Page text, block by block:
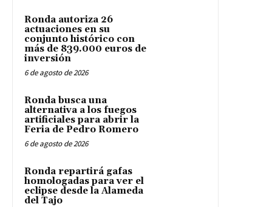
Ronda autoriza 26
actuaciones en su
conjunto histórico con
más de 839.000 euros de
inversión
6 de agosto de 2026
Ronda busca una
alternativa a los fuegos
artificiales para abrir la
Feria de Pedro Romero
6 de agosto de 2026
Ronda repartirá gafas
homologadas para ver el
eclipse desde la Alameda
del Tajo